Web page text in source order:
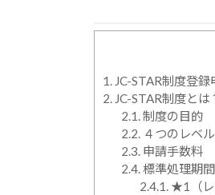
1. JC-STAR制度登
2. JC-STAR制度とは
2.1.制度の目的
2.2.４つのレベル
2.3.申請手数料
2.4.標準処理期間
2.4.1.★1（レ